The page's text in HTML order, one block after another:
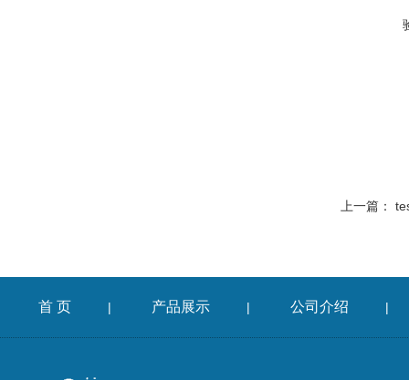
上一篇：
首 页 | 产品展示 | 公司介绍 |